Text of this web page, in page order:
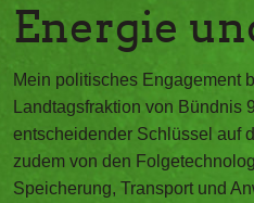
Energie
Mein politisches Engagement
Landtagsfraktion von Bündnis
entscheidender Schlüssel auf
zudem von den
Speicherung, Transport und